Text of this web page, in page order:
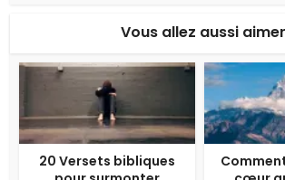
Vous allez aussi aimer
20 Versets bibliques